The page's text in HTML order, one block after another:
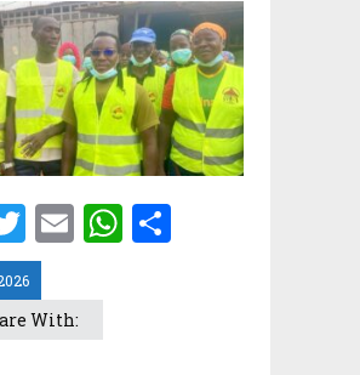
Twitter
EmailWhatsApp
With: